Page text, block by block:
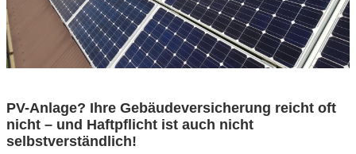
PV-Anlage? Ihre Gebäudeversicherung reicht oft
nicht – und Haftpflicht ist auch nicht
selbstverständlich!